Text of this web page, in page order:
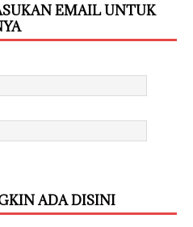
EMAIL UNTUK
ADA DISINI